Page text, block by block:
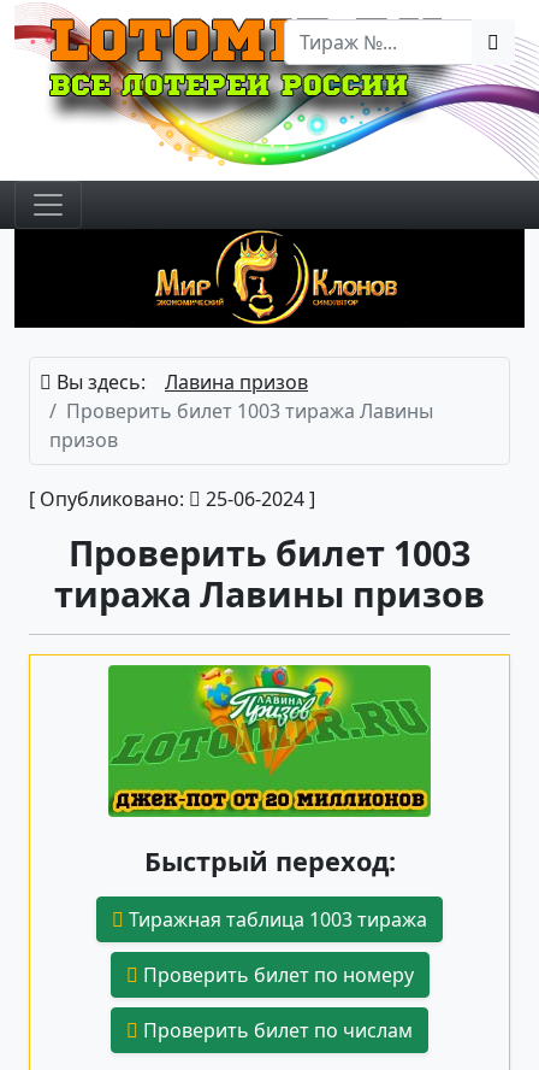
Вы здесь:
Лавина призов
Проверить билет 1003 тиража Лавины
призов
[ Опубликовано: 25-06-2024 ]
Проверить билет 1003
тиража Лавины призов
Быстрый переход:
Тиражная таблица 1003 тиража
Проверить билет по номеру
Проверить билет по числам